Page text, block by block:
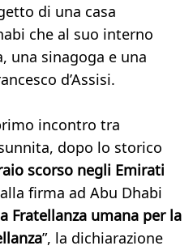
di una casa
che al suo interno
una sinagoga e una
d’Assisi.
incontro tra
dopo lo storico
scorso negli Emirati
firma ad Abu Dhabi
Fratellanza umana per la
”, la dichiarazione